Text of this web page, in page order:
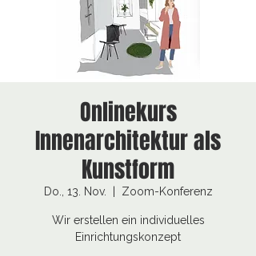
Onlinekurs
Innenarchitektur als
Kunstform
Do., 13. Nov. Zoom-Konferenz
Wir erstellen ein individuelles
Einrichtungskonzept